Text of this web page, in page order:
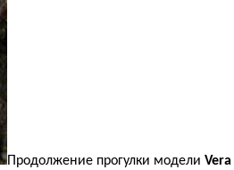
Продолжение прогулки модели